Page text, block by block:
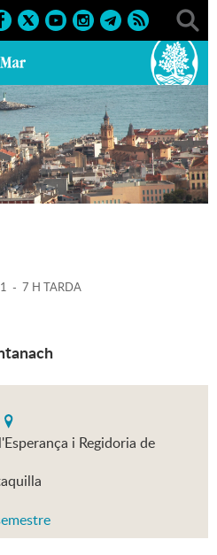
2021 > Teatre Principal 1r
- 7 H TARDA
i Regidoria de